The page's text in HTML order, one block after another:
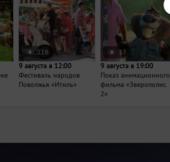
216
9 августа в 12:00
Фестиваль народов
Поволжья «Итиль»
17
9 августа в 19:00
Показ анимационного
фильма «Зверополис
2»